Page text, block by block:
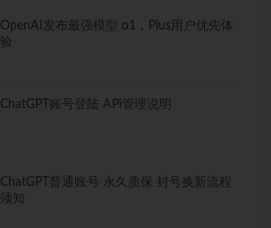
OpenAI发布最强模型 o1，Plus用户优先体
验
ChatGPT账号登陆 APi管理说明
ChatGPT普通账号 永久质保 封号换新流程
须知